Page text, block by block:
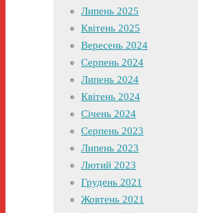
Липень 2025
Квітень 2025
Вересень 2024
Серпень 2024
Липень 2024
Квітень 2024
Січень 2024
Серпень 2023
Липень 2023
Лютий 2023
Грудень 2021
Жовтень 2021